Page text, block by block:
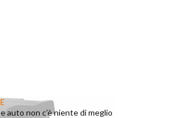
auto non c’è niente di meglio